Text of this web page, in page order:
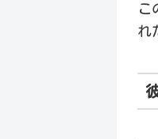
こ
れ